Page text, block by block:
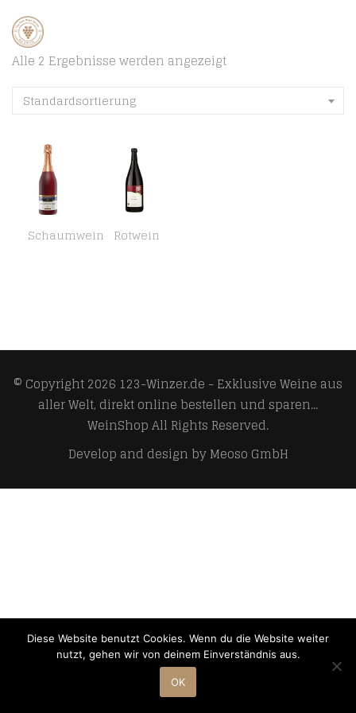
Alle 2 Ergebnisse werden angezeigt
Standardsortierung
Schaumwein Rotwein
© Copyright 2026 123-Winzer.de - Exklusive Weine aus
aller Welt, direkt online bestellen und sparen...
WeinShopAll Rights Reserved.
Develop and design byMeoso GmbH
Diese Website benutzt Cookies. Wenn du die Website weiter
nutzt, gehen wir von deinem Einverständnis aus.
OK